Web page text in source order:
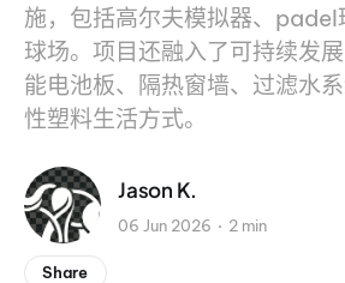
施，包括高尔夫模拟器、
球场。项目还融入了可持续发
能电池板、隔热窗墙、过滤水
性塑料生活方式。
Jason K.
06 Jun 2026 2 min
Share